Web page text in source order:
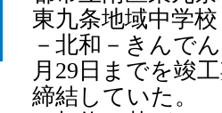
東九条地域中学
－北和－きんで
月29日までを竣
締結していた。